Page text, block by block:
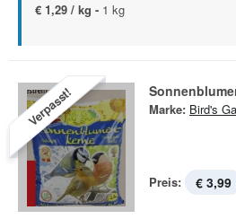
€ 1,29 / kg - 1 kg
Verpasst! Marke: Bird's
Preis: € 3,99